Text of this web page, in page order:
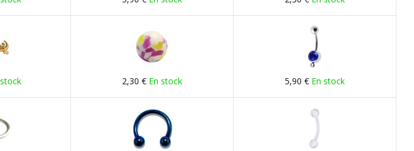
2,30 € En stock 5,90 € En stock